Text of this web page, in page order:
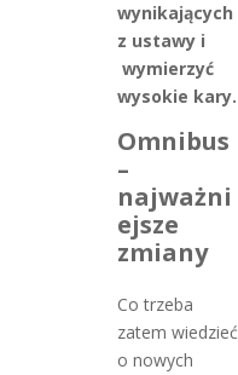
wynikających
z ustawy i
wymierzyć
wysokie kary.
Omnibus
–
najważni
ejsze
zmiany
Co trzeba
zatem wiedzieć
o nowych